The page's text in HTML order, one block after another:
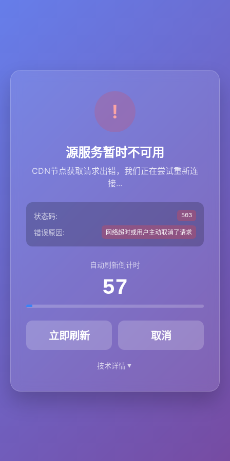
源服务暂时不可用
CDN节点获取请求出错，我们正在尝试重新连
接...
状态码: 503
错误原因: 网络超时或用户主动取消了请求
自动刷新倒计时
57
立即刷新 取消
技术详情▼